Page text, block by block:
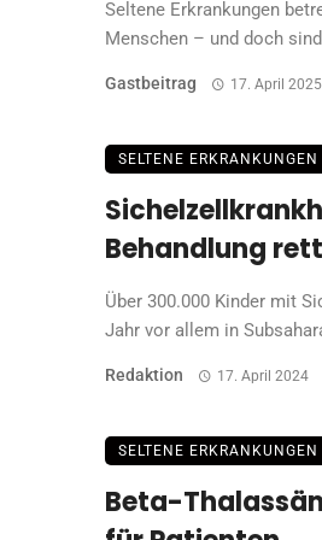
Seltene Erkrankungen
Menschen – und doch
Gastbeitrag 17. April 2025
SELTENE ERKRANKUNGEN
Behandlung
Über 300.000 Kinder mit
Jahr vor allem in
Redaktion 17. April 2024
SELTENE ERKRANKUNGEN
Beta-